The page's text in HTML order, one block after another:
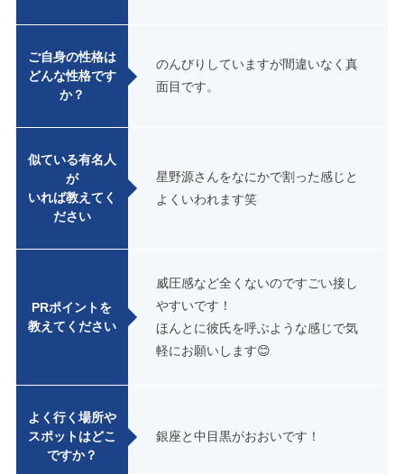
ご自身の性格は
どんな性格です
か？
のんびりしていますが間違いなく真
面目です。
似ている有名人
が
いれば教えてく
ださい
星野源さんをなにかで割った感じと
よくいわれます笑
PRポイントを
教えてください
威圧感など全くないのですごい接し
やすいです！
ほんとに彼氏を呼ぶような感じで気
軽にお願いします😊
よく行く場所や
スポットはどこ
ですか？
銀座と中目黒がおおいです！